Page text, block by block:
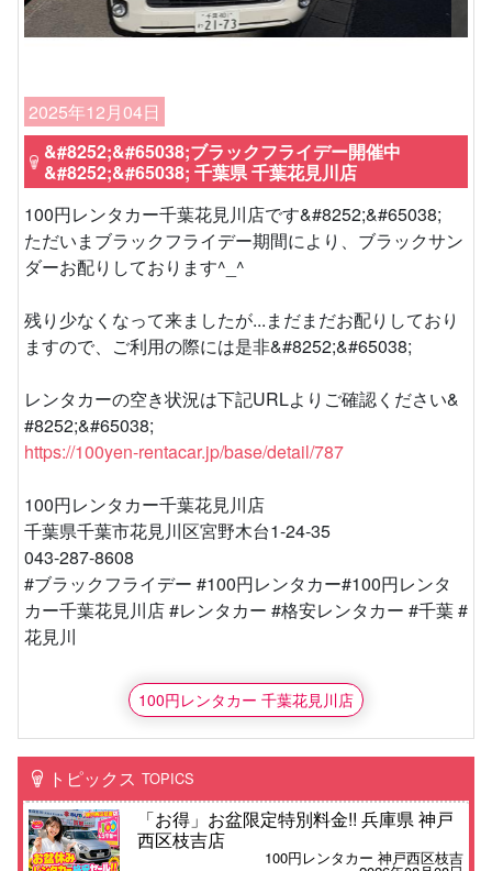
2025年12月04日
&#8252;&#65038;ブラックフライデー開催中
&#8252;&#65038; 千葉県 千葉花見川店
100円レンタカー千葉花見川店です&#8252;&#65038;
ただいまブラックフライデー期間により、ブラックサン
ダーお配りしております^_^
残り少なくなって来ましたが...まだまだお配りしており
ますので、ご利用の際には是非&#8252;&#65038;
レンタカーの空き状況は下記URLよりご確認ください&
#8252;&#65038;
https://100yen-rentacar.jp/base/detail/787
100円レンタカー千葉花見川店
千葉県千葉市花見川区宮野木台1-24-35
043-287-8608
#ブラックフライデー #100円レンタカー#100円レンタ
カー千葉花見川店 #レンタカー #格安レンタカー #千葉 #
花見川
100円レンタカー 千葉花見川店
トピックス TOPICS
「お得」お盆限定特別料金!! 兵庫県 神戸
西区枝吉店
100円レンタカー 神戸西区枝吉